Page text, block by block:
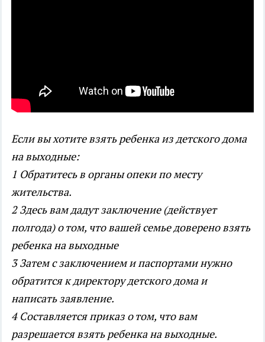
Если вы хотите взять ребенка из детского дома
на выходные:
1 Обратитесь в органы опеки по месту
жительства.
2 Здесь вам дадут заключение (действует
полгода) о том, что вашей семье доверено взять
ребенка на выходные
3 Затем с заключением и паспортами нужно
обратится к директору детского дома и
написать заявление.
4 Составляется приказ о том, что вам
разрешается взять ребенка на выходные.